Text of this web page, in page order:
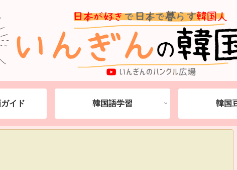
イド 韓国語学習 韓国